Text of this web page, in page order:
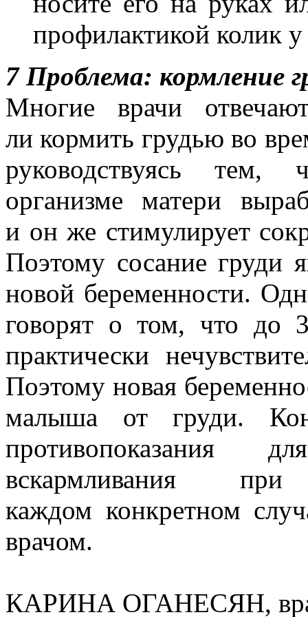
профилактикой колик
7 Проблема: кормление
Многие врачи
ли кормить грудью во
руководствуясь
организме матери
и он же стимулирует
Поэтому сосание груди
новой беременности.
говорят о том, что до
практически
Поэтому новая
малыша от груди.
противопоказания
вскармливания
каждом конкретном
врачом.
КАРИНА ОГАНЕСЯН,